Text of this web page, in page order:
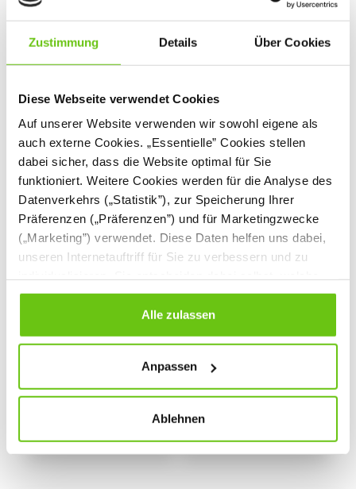
Zustimmung Details Über Cookies
Diese Webseite verwendet Cookies
Auf unserer Website verwenden wir sowohl eigene als
auch externe Cookies. „Essentielle” Cookies stellen
dabei sicher, dass die Website optimal für Sie
funktioniert. Weitere Cookies werden für die Analyse des
Datenverkehrs („Statistik”), zur Speicherung Ihrer
Präferenzen („Präferenzen”) und für Marketingzwecke
(„Marketing”) verwendet. Diese Daten helfen uns dabei,
unseren Internetauftriff für Sie zu verbessern und zu
Cookies Sie erlauben. Verweigern Sie Ihre Zustimmung,
wählen Sie „Alle ablehnen” – in diesem Fall werden nur
Daten verarbeitet, die für den Besuch unserer Website
jederzeit ändern, indem Sie auf die Schaltfläche unten
links klicken. Weitere Informationen zur Datennutzung
Alle zulassen
Anpassen
Ablehnen
104,90 € 89,90 €
Garderobenbank mit
Garderobenständer
269,90 € - 339,90 €